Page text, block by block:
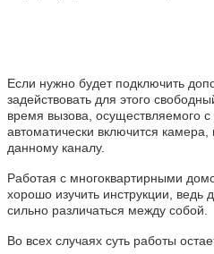
Если нужно будет подключить
задействовать для этого
время вызова, осуществляемого
автоматически включится
данному каналу.
Работая с многоквартирными
хорошо изучить инструкции,
сильно различаться между собой.
Во всех случаях суть работы